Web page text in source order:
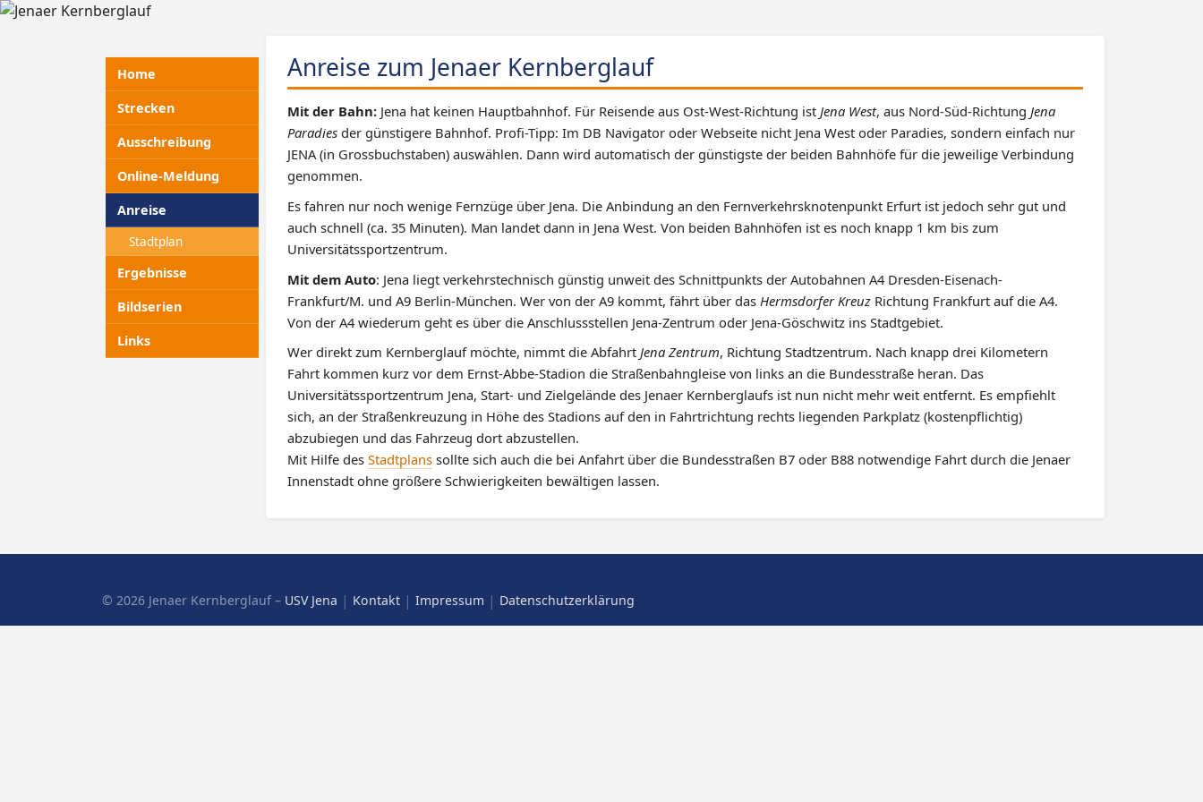
Home
Strecken
Ausschreibung
Online-Meldung
Anreise
Stadtplan
Ergebnisse
Bildserien
Links
Anreise zum Jenaer Kernberglauf
Mit der Bahn: Jena hat keinen Hauptbahnhof. Für Reisende aus Ost-West-Richtung ist Jena West, aus Nord-Süd-Richtung Jena
Paradies der günstigere Bahnhof. Profi-Tipp: Im DB Navigator oder Webseite nicht Jena West oder Paradies, sondern einfach nur
JENA (in Grossbuchstaben) auswählen. Dann wird automatisch der günstigste der beiden Bahnhöfe für die jeweilige Verbindung
genommen.
Es fahren nur noch wenige Fernzüge über Jena. Die Anbindung an den Fernverkehrsknotenpunkt Erfurt ist jedoch sehr gut und
auch schnell (ca. 35 Minuten). Man landet dann in Jena West. Von beiden Bahnhöfen ist es noch knapp 1 km bis zum
Universitätssportzentrum.
Mit dem Auto: Jena liegt verkehrstechnisch günstig unweit des Schnittpunkts der Autobahnen A4 Dresden-Eisenach-
Frankfurt/M. und A9 Berlin-München. Wer von der A9 kommt, fährt über das Hermsdorfer Kreuz Richtung Frankfurt auf die A4.
Von der A4 wiederum geht es über die Anschlussstellen Jena-Zentrum oder Jena-Göschwitz ins Stadtgebiet.
Wer direkt zum Kernberglauf möchte, nimmt die AbfahrtJena Zentrum, Richtung Stadtzentrum. Nach knapp drei Kilometern
Fahrt kommen kurz vor dem Ernst-Abbe-Stadion die Straßenbahngleise von links an die Bundesstraße heran. Das
Universitätssportzentrum Jena, Start- und Zielgelände des Jenaer Kernberglaufs ist nun nicht mehr weit entfernt. Es empfiehlt
sich, an der Straßenkreuzung in Höhe des Stadions auf den in Fahrtrichtung rechts liegenden Parkplatz (kostenpflichtig)
abzubiegen und das Fahrzeug dort abzustellen.
Mit Hilfe des Stadtplans sollte sich auch die bei Anfahrt über die Bundesstraßen B7 oder B88 notwendige Fahrt durch die Jenaer
Innenstadt ohne größere Schwierigkeiten bewältigen lassen.
© 2026 Jenaer Kernberglauf – USV Jena | Kontakt | Impressum | Datenschutzerklärung